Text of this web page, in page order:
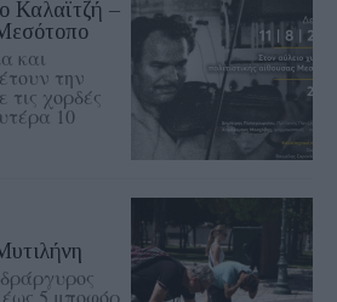
Καλαϊτζή –
και
την
χορδές
10
5 μποφόρ